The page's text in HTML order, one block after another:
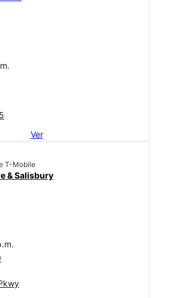
Ver
T-Mobile
& Salisbury